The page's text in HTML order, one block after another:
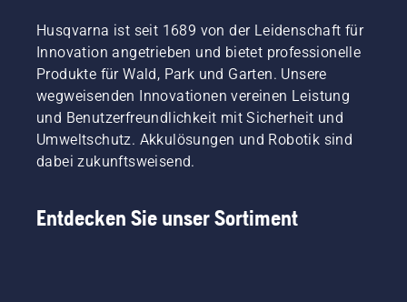
Husqvarna ist seit 1689 von der Leidenschaft für
Innovation angetrieben und bietet professionelle
Produkte für Wald, Park und Garten. Unsere
wegweisenden Innovationen vereinen Leistung
und Benutzerfreundlichkeit mit Sicherheit und
Umweltschutz. Akkulösungen und Robotik sind
dabei zukunftsweisend.
Entdecken Sie unser Sortiment